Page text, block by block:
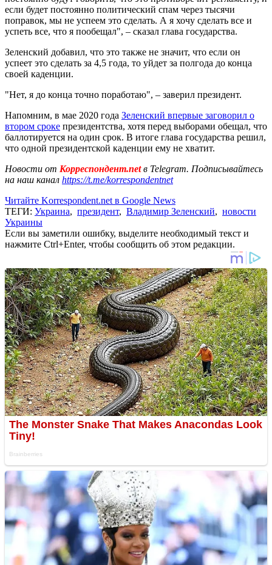
если будет постоянно политический спам через тысячи
поправок, мы не успеем это сделать. А я хочу сделать все и
успеть все, что я пообещал", – сказал глава государства.
Зеленский добавил, что это также не значит, что если он
успеет это сделать за 4,5 года, то уйдет за полгода до конца
своей каденции.
"Нет, я до конца точно поработаю", – заверил президент.
Напомним, в мае 2020 года Зеленский впервые заговорил о
втором сроке президентства, хотя перед выборами обещал, что
баллотируется на один срок. В итоге глава государства решил,
что одной президентской каденции ему не хватит.
Новости от Корреспондент.netв Telegram. Подписывайтесь
на наш канал https://t.me/korrespondentnet
Читайте Korrespondent.net в Google News
ТЕГИ: Украина, президент, Владимир Зеленский, новости
Украины
Если вы заметили ошибку, выделите необходимый текст и
нажмите Ctrl+Enter, чтобы сообщить об этом редакции.